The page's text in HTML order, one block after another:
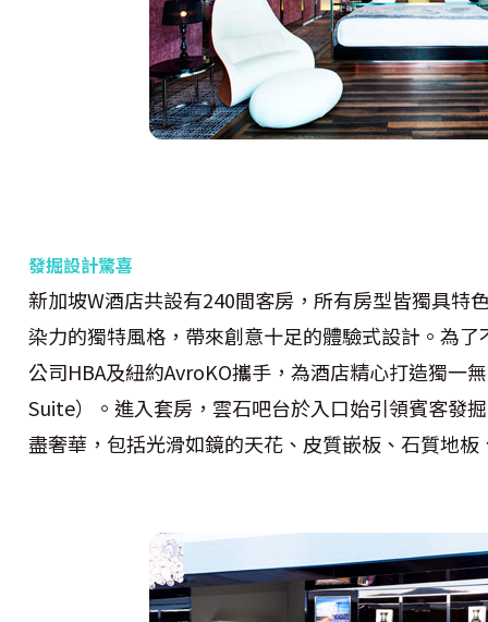
發掘設計驚喜
新加坡W酒店共設有240間客房，所有房型皆獨具特
染力的獨特風格，帶來創意十足的體驗式設計。為
公司HBA及紐約AvroKO攜手，為酒店精心打造獨一
Suite）。進入套房，雲石吧台於入口始引領賓客發
盡奢華，包括光滑如鏡的天花、皮質嵌板、石質地